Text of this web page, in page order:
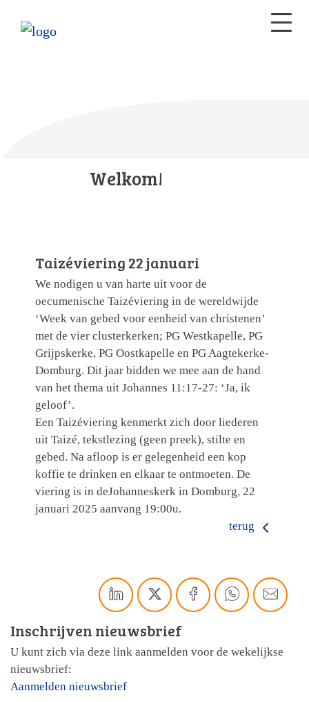
Welkom!
Taizéviering 22 januari
We nodigen u van harte uit voor de
oecumenische Taizéviering in de wereldwijde
‘Week van gebed voor eenheid van christenen’
met de vier clusterkerken; PG Westkapelle, PG
Grijpskerke, PG Oostkapelle en PG Aagtekerke-
Domburg. Dit jaar bidden we mee aan de hand
van het thema uit Johannes 11:17-27: ‘Ja, ik
geloof’.
Een Taizéviering kenmerkt zich door liederen
uit Taizé, tekstlezing (geen preek), stilte en
gebed. Na afloop is er gelegenheid een kop
koffie te drinken en elkaar te ontmoeten. De
viering is in deJohanneskerk in Domburg, 22
januari 2025 aanvang 19:00u.
terug
Inschrijven nieuwsbrief
U kunt zich via deze link aanmelden voor de wekelijkse
nieuwsbrief:
Aanmelden nieuwsbrief